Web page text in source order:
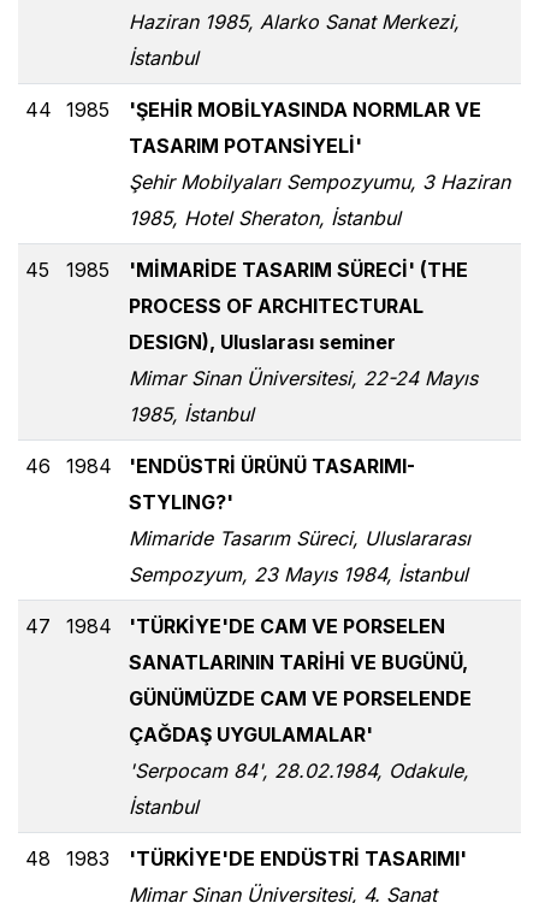
Haziran 1985, Alarko Sanat Merkezi,
İstanbul
44 1985
'ŞEHİR MOBİLYASINDA NORMLAR VE
TASARIM POTANSİYELİ'
Şehir Mobilyaları Sempozyumu, 3 Haziran
1985, Hotel Sheraton, İstanbul
45 1985
'MİMARİDE TASARIM SÜRECİ' (THE
PROCESS OF ARCHITECTURAL
DESIGN), Uluslarası seminer
Mimar Sinan Üniversitesi, 22-24 Mayıs
1985, İstanbul
46 1984
'ENDÜSTRİ ÜRÜNÜ TASARIMI-
STYLING?'
Mimaride Tasarım Süreci, Uluslararası
Sempozyum, 23 Mayıs 1984, İstanbul
47 1984
'TÜRKİYE'DE CAM VE PORSELEN
SANATLARININ TARİHİ VE BUGÜNÜ,
GÜNÜMÜZDE CAM VE PORSELENDE
ÇAĞDAŞ UYGULAMALAR'
'Serpocam 84', 28.02.1984, Odakule,
İstanbul
48 1983
'TÜRKİYE'DE ENDÜSTRİ TASARIMI'
Mimar Sinan Üniversitesi, 4. Sanat